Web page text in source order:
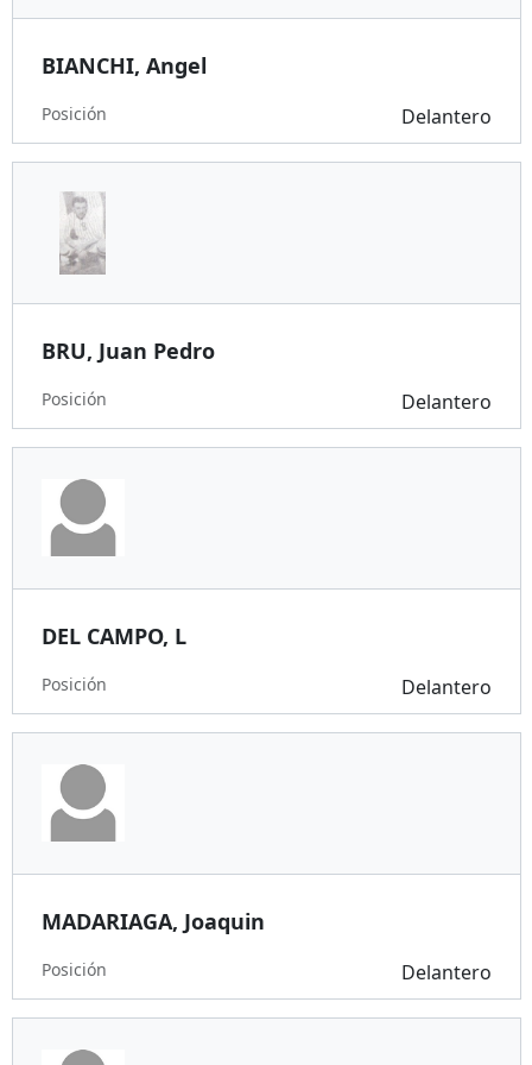
BIANCHI, Angel
Posición Delantero
BRU, Juan Pedro
Posición Delantero
DEL CAMPO, L
Posición Delantero
MADARIAGA, Joaquin
Posición Delantero